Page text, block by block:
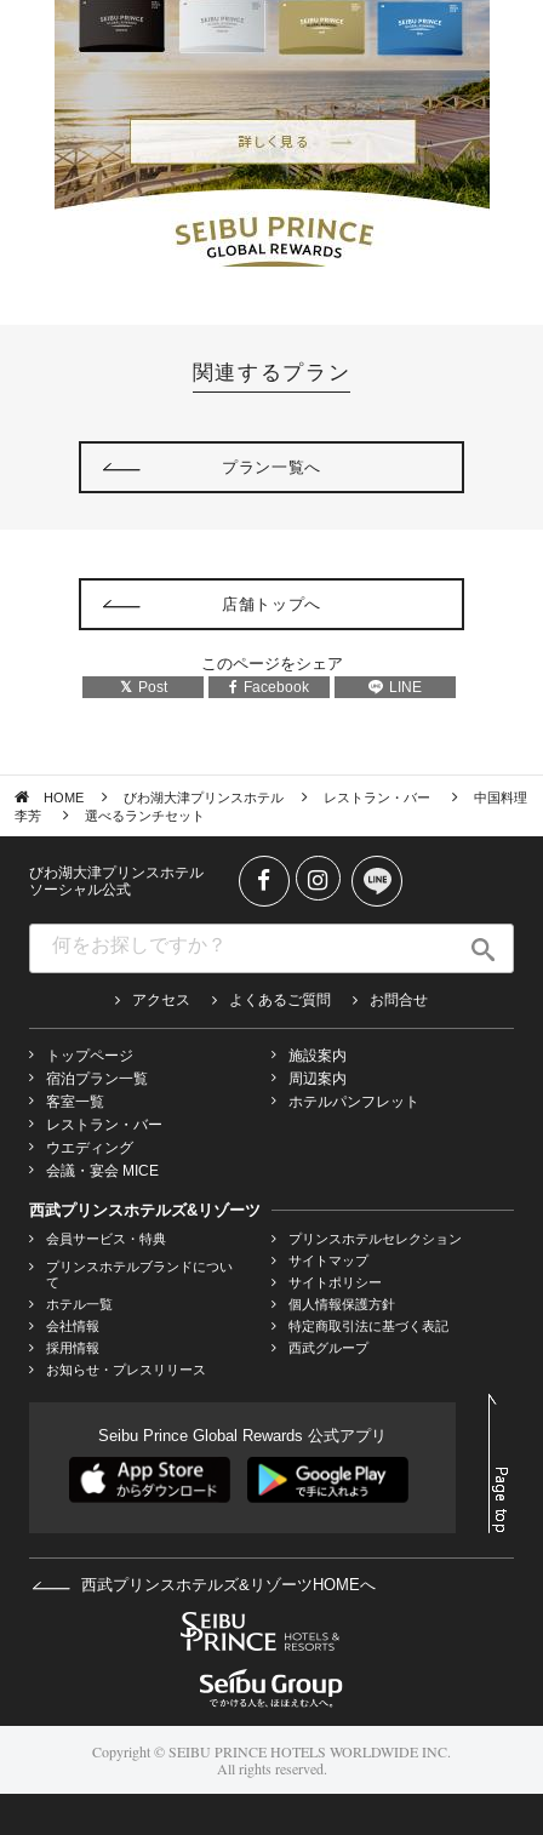
関連するプラン
プラン一覧へ
店舗トップへ
このページをシェア
Post Facebook LINE
HOME びわ湖大津プリンスホテル レストラン・バー
中国料理
李芳
選べるランチセット
びわ湖大津プリンスホテル
ソーシャル公式
アクセス よくあるご質問 お問合せ
トップページ
宿泊プラン一覧
客室一覧
レストラン・バー
ウエディング
会議・宴会 MICE
施設案内
周辺案内
ホテルパンフレット
西武プリンスホテルズ&リゾーツ
会員サービス・特典
プリンスホテルブランドについ
て
ホテル一覧
会社情報
採用情報
お知らせ・プレスリリース
プリンスホテルセレクション
サイトマップ
サイトポリシー
個人情報保護方針
特定商取引法に基づく表記
西武グループ
Seibu Prince Global Rewards 公式アプリ
西武プリンスホテルズ&リゾーツHOMEへ
Copyright © SEIBU PRINCE HOTELS WORLDWIDE INC.
All rights reserved.